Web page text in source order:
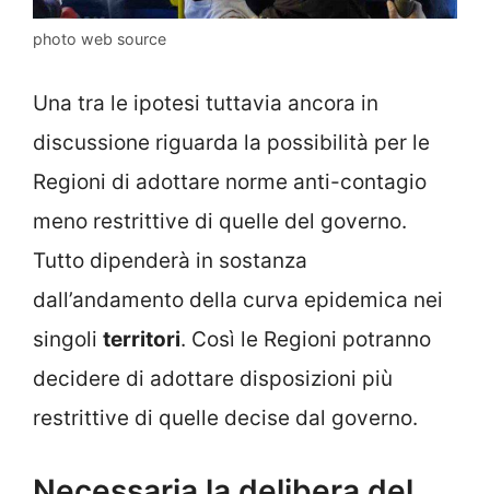
photo web source
Una tra le ipotesi tuttavia ancora in
discussione riguarda la possibilità per le
Regioni di adottare norme anti-contagio
meno restrittive di quelle del governo.
Tutto dipenderà in sostanza
dall’andamento della curva epidemica nei
singoli territori. Così le Regioni potranno
decidere di adottare disposizioni più
restrittive di quelle decise dal governo.